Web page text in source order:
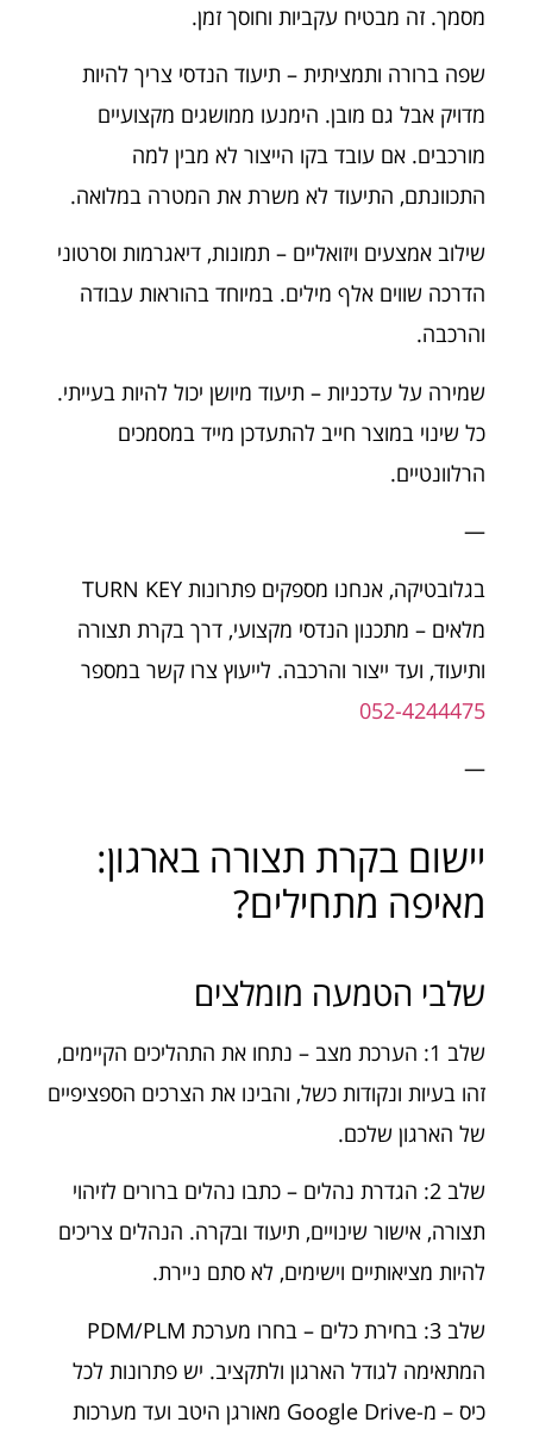
מסמך. זה מבטיח עקביות וחוסך זמן.
שפה ברורה ותמציתית – תיעוד הנדסי צריך להיות
מדויק אבל גם מובן. הימנעו ממושגים מקצועיים
מורכבים. אם עובד בקו הייצור לא מבין למה
התכוונתם, התיעוד לא משרת את המטרה במלואה.
שילוב אמצעים ויזואליים – תמונות, דיאגרמות וסרטוני
הדרכה שווים אלף מילים. במיוחד בהוראות עבודה
והרכבה.
שמירה על עדכניות – תיעוד מיושן יכול להיות בעייתי.
כל שינוי במוצר חייב להתעדכן מייד במסמכים
הרלוונטיים.
—
בגלובטיקה, אנחנו מספקים פתרונות TURN KEY
מלאים – מתכנון הנדסי מקצועי, דרך בקרת תצורה
ותיעוד, ועד ייצור והרכבה. לייעוץ צרו קשר במספר
052-4244475
—
יישום בקרת תצורה בארגון:
מאיפה מתחילים?
שלבי הטמעה מומלצים
שלב 1: הערכת מצב – נתחו את התהליכים הקיימים,
זהו בעיות ונקודות כשל, והבינו את הצרכים הספציפיים
של הארגון שלכם.
שלב 2: הגדרת נהלים – כתבו נהלים ברורים לזיהוי
תצורה, אישור שינויים, תיעוד ובקרה. הנהלים צריכים
להיות מציאותיים וישימים, לא סתם ניירת.
שלב 3: בחירת כלים – בחרו מערכת PDM/PLM
המתאימה לגודל הארגון ולתקציב. יש פתרונות לכל
כיס – מ-Google Drive מאורגן היטב ועד מערכות